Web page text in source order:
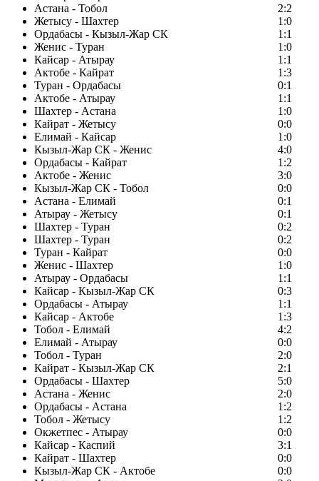
Астана - Тобол
2:2
Жетысу - Шахтер
1:0
Ордабасы - Кызыл-Жар СК
1:1
Женис - Туран
1:0
Кайсар - Атырау
1:1
Актобе - Кайрат
1:3
Туран - Ордабасы
0:1
Актобе - Атырау
1:1
Шахтер - Астана
1:0
Кайрат - Жетысу
0:0
Елимай - Кайсар
1:0
Кызыл-Жар СК - Женис
4:0
Ордабасы - Кайрат
1:2
Актобе - Женис
3:0
Кызыл-Жар СК - Тобол
0:0
Астана - Елимай
0:1
Атырау - Жетысу
0:1
Шахтер - Туран
0:2
Шахтер - Туран
0:2
Туран - Кайрат
0:0
Женис - Шахтер
1:0
Атырау - Ордабасы
1:1
Кайсар - Кызыл-Жар СК
0:3
Ордабасы - Атырау
1:1
Кайсар - Актобе
1:3
Тобол - Елимай
4:2
Елимай - Атырау
0:0
Тобол - Туран
2:0
Кайрат - Кызыл-Жар СК
2:1
Ордабасы - Шахтер
5:0
Астана - Женис
2:0
Ордабасы - Астана
1:2
Тобол - Жетысу
1:2
Окжетпес - Атырау
0:0
Кайсар - Каспий
3:1
Кайрат - Шахтер
0:0
Кызыл-Жар СК - Актобе
0:0